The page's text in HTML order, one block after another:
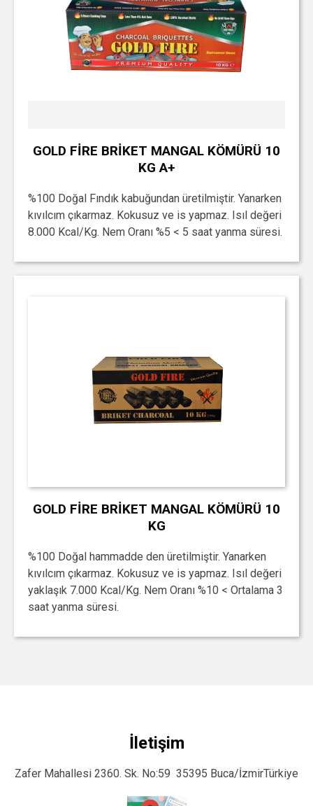
GOLD FİRE BRİKET MANGAL KÖMÜRÜ 10
KG A+
%100 Doğal Fındık kabuğundan üretilmiştir. Yanarken
kıvılcım çıkarmaz. Kokusuz ve is yapmaz. Isıl değeri
8.000 Kcal/Kg. Nem Oranı %5 < 5 saat yanma süresi.
GOLD FİRE BRİKET MANGAL KÖMÜRÜ 10
KG
%100 Doğal hammadde den üretilmiştir. Yanarken
kıvılcım çıkarmaz. Kokusuz ve is yapmaz. Isıl değeri
yaklaşık 7.000 Kcal/Kg. Nem Oranı %10 < Ortalama 3
saat yanma süresi.
İletişim
Zafer Mahallesi 2360. Sk. No:59 35395 Buca/İzmirTürkiye